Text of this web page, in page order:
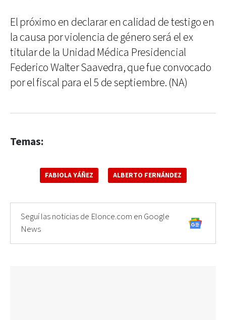
El próximo en declarar en calidad de testigo en
la causa por violencia de género será el ex
titular de la Unidad Médica Presidencial
Federico Walter Saavedra, que fue convocado
por el fiscal para el 5 de septiembre. (NA)
Temas:
FABIOLA YÁÑEZ ALBERTO FERNÁNDEZ
Seguí las noticias de Elonce.com en Google
News